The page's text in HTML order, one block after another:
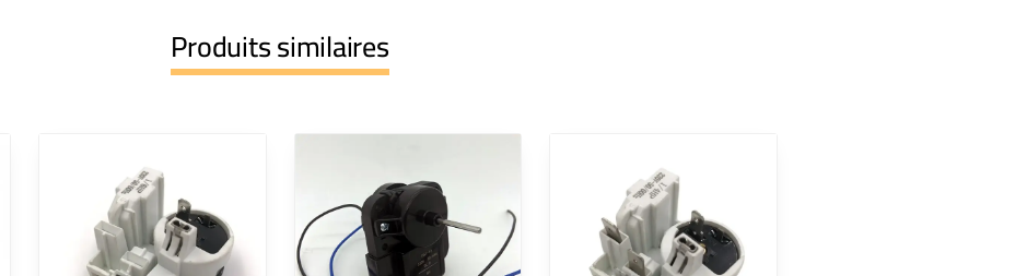
Produits similaires